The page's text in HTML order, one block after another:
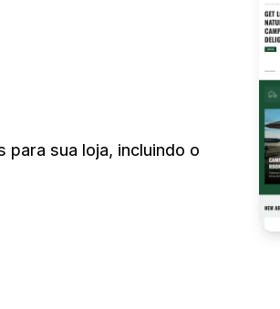
sua loja, incluindo o